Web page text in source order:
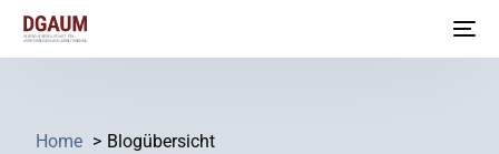
Home Blogübersicht